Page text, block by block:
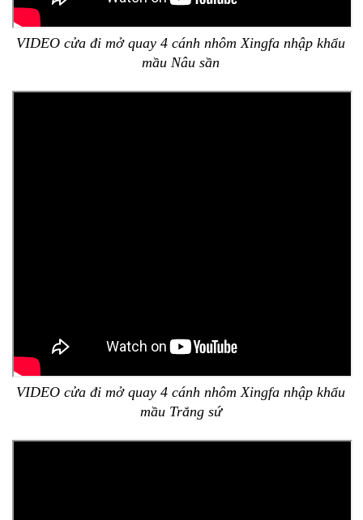
VIDEO cửa đi mở quay 4 cánh nhôm Xingfa nhập khẩu
mầu Nâu sần
VIDEO cửa đi mở quay 4 cánh nhôm Xingfa nhập khẩu
mầu Trắng sứ